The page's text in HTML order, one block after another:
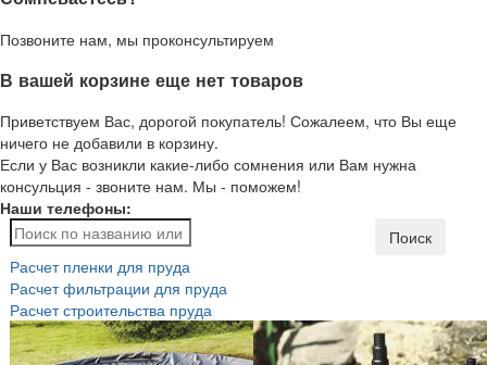
Позвоните нам, мы проконсультируем
В вашей корзине еще нет товаров
Приветствуем Вас, дорогой покупатель! Сожалеем, что Вы еще
ничего не добавили в корзину.
Если у Вас возникли какие-либо сомнения или Вам нужна
консульция - звоните нам. Мы - поможем!
Наши телефоны:
Поиск
Расчет пленки для пруда
Расчет фильтрации для пруда
Расчет строительства пруда